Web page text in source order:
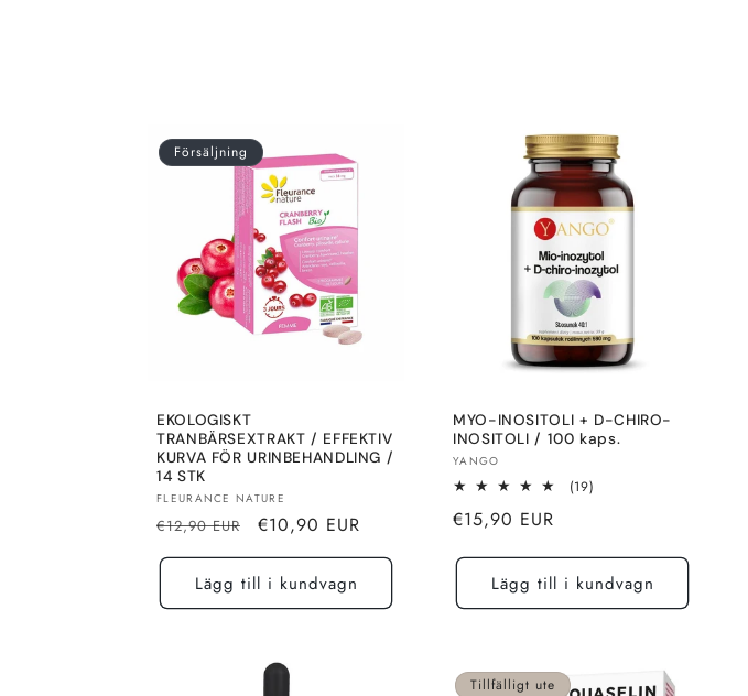
Försäljning
EKOLOGISKT
TRANBÄRSEXTRAKT / EFFEKTIV
KURVA FÖR URINBEHANDLING /
14 STK
Säljare:
FLEURANCE NATURE
Normalt
pris
€12,90 EUR
Rea-
pris
€10,90 EUR
Lägg till i kundvagn
MYO-INOSITOLI + D-CHIRO-
INOSITOLI / 100 kaps.
Säljare:
YANGO
(19)
Normalt
€15,90 EUR
Lägg till i kundvagn
Tillfälligt ute